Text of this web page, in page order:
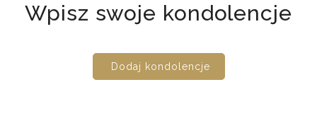
Wpisz swoje kondolencje
Dodaj kondolencje